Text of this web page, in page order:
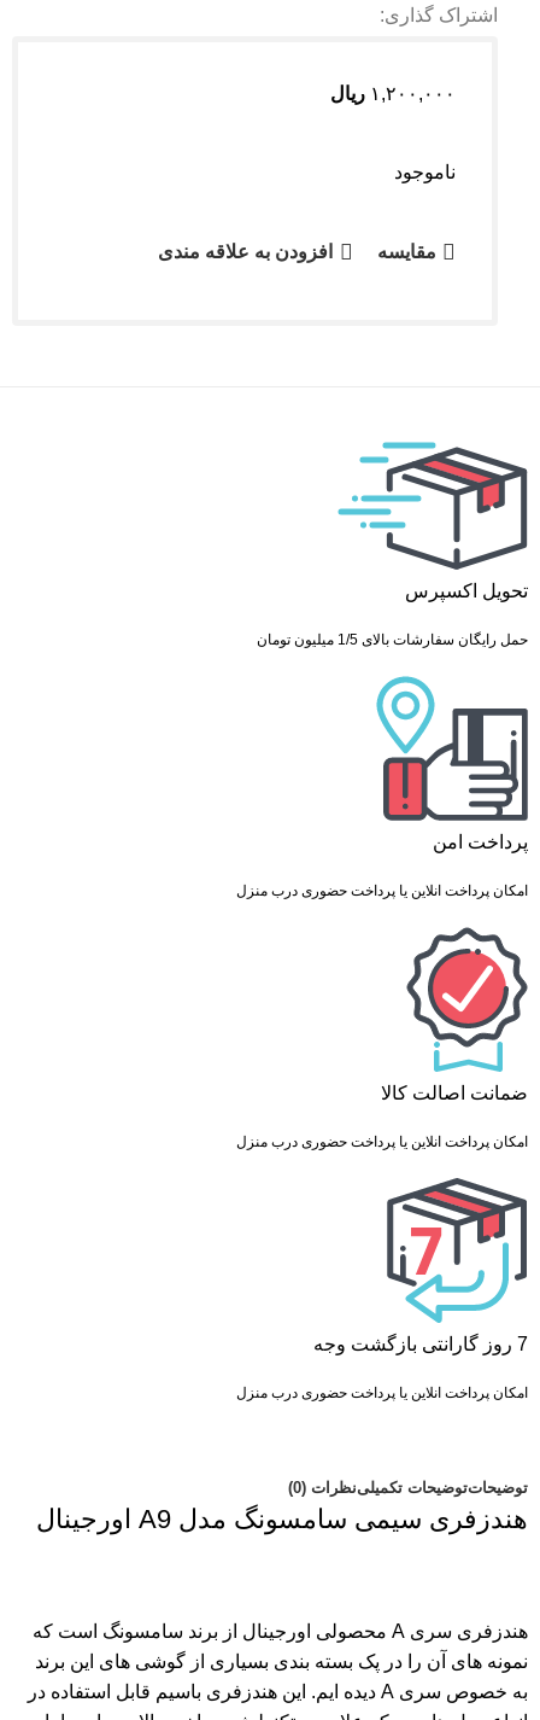
اشتراک گذاری:
۱,۲۰۰,۰۰۰ ریال
ناموجود
مقایسه افزودن به علاقه مندی
تحویل اکسپرس
حمل رایگان سفارشات بالای 1/5 میلیون تومان
پرداخت امن
امکان پرداخت انلاین یا پرداخت حضوری درب منزل
ضمانت اصالت کالا
امکان پرداخت انلاین یا پرداخت حضوری درب منزل
7 روز گارانتی بازگشت وجه
امکان پرداخت انلاین یا پرداخت حضوری درب منزل
توضیحاتتوضیحات تکمیلینظرات (0)
هندزفری سیمی سامسونگ مدل A9 اورجینال
هندزفری
سری A محصولی اورجینال از برند سامسونگ است که
نمونه های آن را در پک بسته بندی بسیاری از گوشی های این برند
به خصوص سری A دیده ایم. این هندزفری باسیم قابل استفاده در